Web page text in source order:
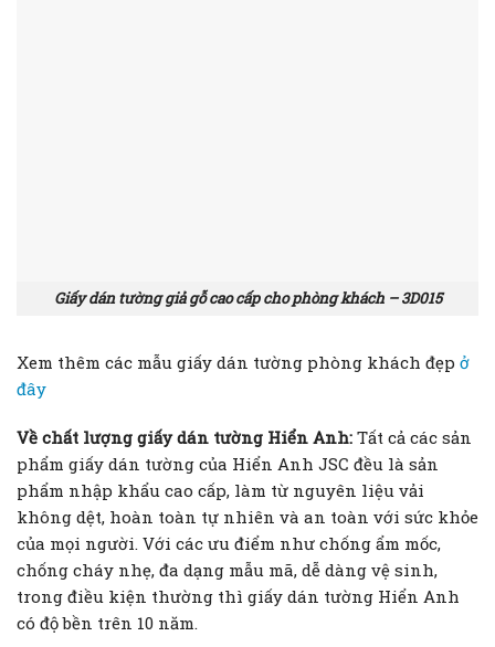
Giấy dán tường giả gỗ cao cấp cho phòng khách – 3D015
Xem thêm các mẫu giấy dán tường phòng khách đẹp ở
đây
Về chất lượng giấy dán tường Hiển Anh: Tất cả các sản
phẩm giấy dán tường của Hiển Anh JSC đều là sản
phẩm nhập khẩu cao cấp, làm từ nguyên liệu vải
không dệt, hoàn toàn tự nhiên và an toàn với sức khỏe
của mọi người. Với các ưu điểm như chống ẩm mốc,
chống cháy nhẹ, đa dạng mẫu mã, dễ dàng vệ sinh,
trong điều kiện thường thì giấy dán tường Hiển Anh
có độ bền trên 10 năm.